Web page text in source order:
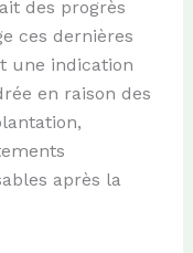
des progrès
ces dernières
une indication
en raison des
après la